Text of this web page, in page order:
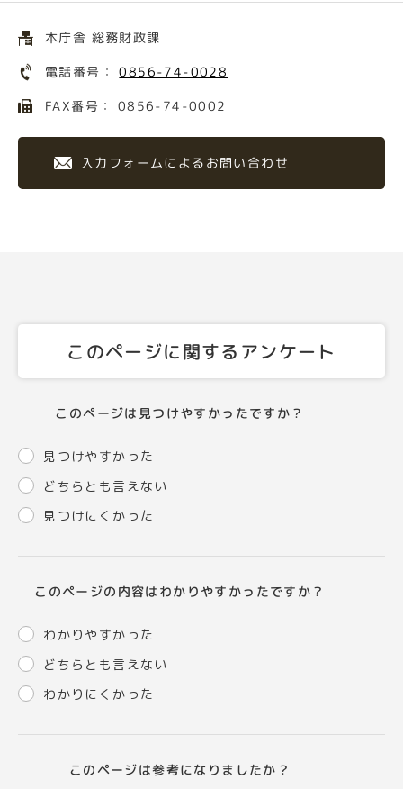
本庁舎 総務財政課
電話番号：0856-74-0028
FAX番号： 0856-74-0002
入力フォームによるお問い合わせ
このページに関するアンケート
このページは見つけやすかったですか？
見つけやすかった
どちらとも言えない
見つけにくかった
このページの内容はわかりやすかったですか？
わかりやすかった
どちらとも言えない
わかりにくかった
このページは参考になりましたか？